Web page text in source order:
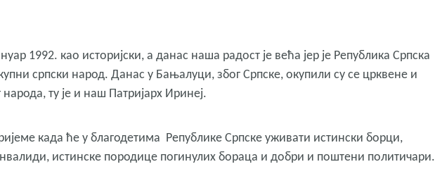
1992. као историјски, а данас наша радост је већа јер је Република Српска
српски народ. Данас у Бањалуци, због Српске, окупили су се црквене и
ту је и наш Патријарх Иринеј.
када ће у благодетима Републике Српске уживати истински борци,
истинске породице погинулих бораца и добри и поштени политичари.